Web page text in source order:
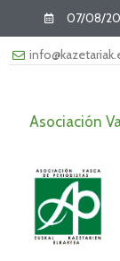
07/08/
Asociación